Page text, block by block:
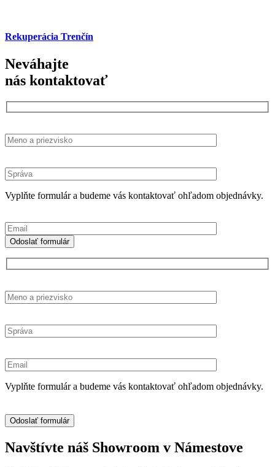
Rekuperácia Trenčín
Neváhajte
nás kontaktovať
Vyplňte formulár a budeme vás kontaktovať ohľadom objednávky.
Vyplňte formulár a budeme vás kontaktovať ohľadom objednávky.
Navštívte náš Showroom v Námestove